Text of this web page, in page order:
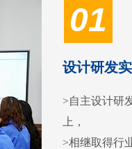
01
设计研发
>自主设计研
上，
>相继取得行